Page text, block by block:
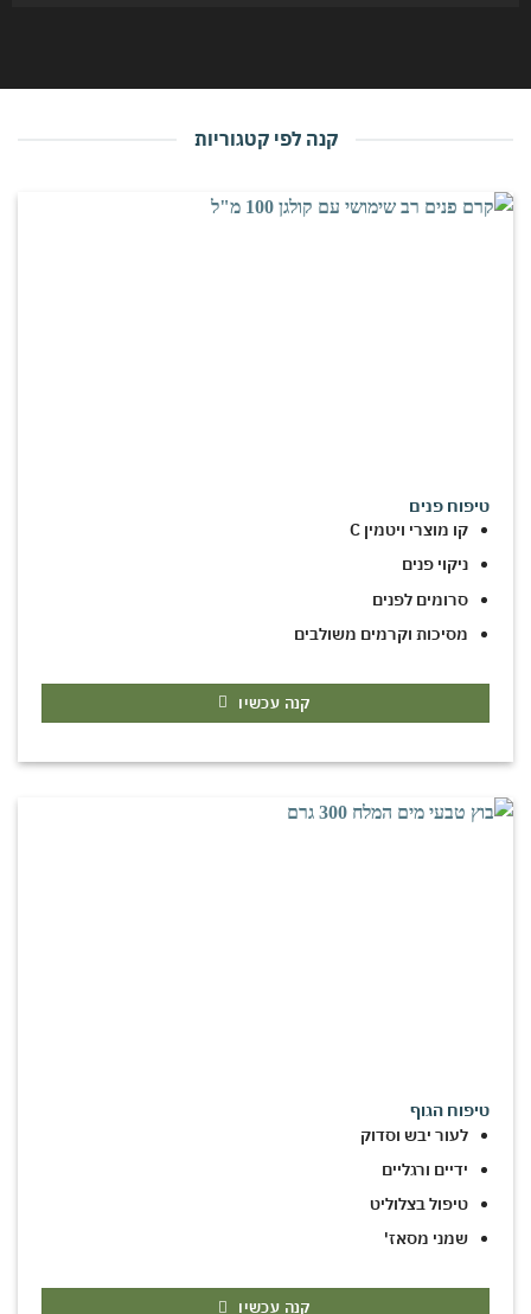
קנה לפי קטגוריות
טיפוח פנים
קו מוצרי ויטמין C
ניקוי פנים
סרומים לפנים
מסיכות וקרמים משולבים
קנה עכשיו
טיפוח הגוף
לעור יבש וסדוק
ידיים ורגליים
טיפול בצלוליט
שמני מסאז'
קנה עכשיו